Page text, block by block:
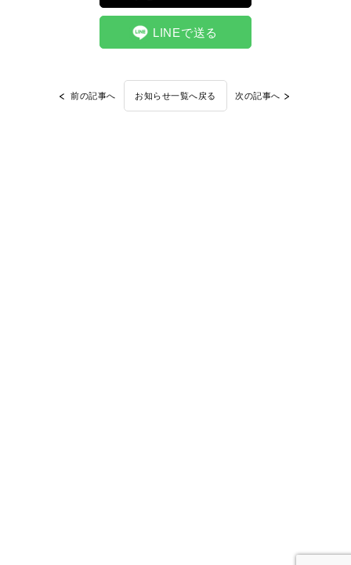
LINEで送る
前の記事へ お知らせ一覧へ戻る 次の記事へ